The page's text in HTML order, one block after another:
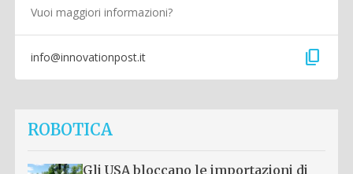
Vuoi maggiori informazioni?
info@innovationpost.it content_copy
ROBOTICA
Gli USA bloccano le importazioni di